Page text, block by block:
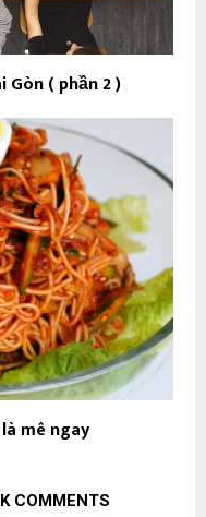
Gòn ( phần 2 )
mê ngay
COMMENTS